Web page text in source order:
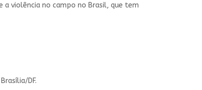
a violência no campo no Brasil, que tem
DF.